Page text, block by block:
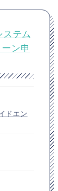
テム
ン申
ドエン